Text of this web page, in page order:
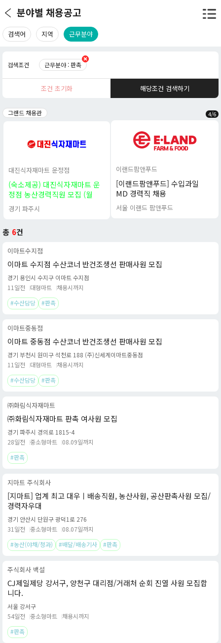
분야별 채용공고
검색어 지역 근무분야
검색조건 근무분야 : 판촉
조건 초기화 해당조건 검색하기
그랜드 채용관 4/6
대진식자재마트 운정점
(숙소제공) 대진식자재마트 운
정점 농산경력직원 모집 (월
350이상 월 7회 휴무)
경기 파주시
이랜드팜앤푸드
[이랜드팜앤푸드] 수입과일
MD 경력직 채용
서울 이랜드 팜앤푸드
총 6건
이마트수지점
이마트 수지점 수산코너 반건조생선 판매사원 모집
경기 용인시 수지구 이마트 수지점
11일전
대형마트
채용시까지
#수산담당
#판촉
이마트중동점
이마트 중동점 수산코너 반건조생선 판매사원 모집
경기 부천시 원미구 석천로 188 (주)신세계이마트중동점
11일전
대형마트
채용시까지
#수산담당
#판촉
㈜화림식자재마트
㈜화림식자재마트 판촉 여사원 모집
경기 파주시 경의로 1815-4
28일전
중소형마트
08.09일까지
#판촉
지마트 주식회사
[지마트] 업계 최고 대우ㅣ배송직원, 농산사원, 공산판촉사원 모집/
경력자우대
경기 안산시 단원구 광덕1로 276
31일전
중소형마트
08.07일까지
#농산(야채/청과)
#배달/배송기사 #판촉
주식회사 백설
CJ제일제당 강서구, 양천구 대리점/거래처 순회 진열 사원 모집합
니다.
서울 강서구
54일전
중소형마트
채용시까지
#판촉